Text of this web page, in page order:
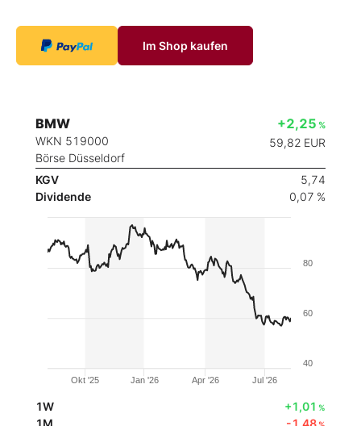
Im Shop kaufen
BMW
WKN 519000
Börse Düsseldorf
+2,25 %
59,82 EUR
KGV
5,74
Dividende
0,07 %
Okt '25 Jan '26 Apr '26 Jul '26
40
60
80
1W +1,01 %
1M -1,48